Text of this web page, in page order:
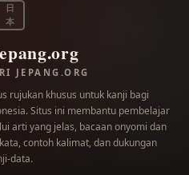
日
本
JEPANG.ORG
rujukan khusus untuk kanji bagi
Situs ini membantu pembelajar
arti yang jelas, bacaan onyomi dan
contoh kalimat, dan dukungan
data.